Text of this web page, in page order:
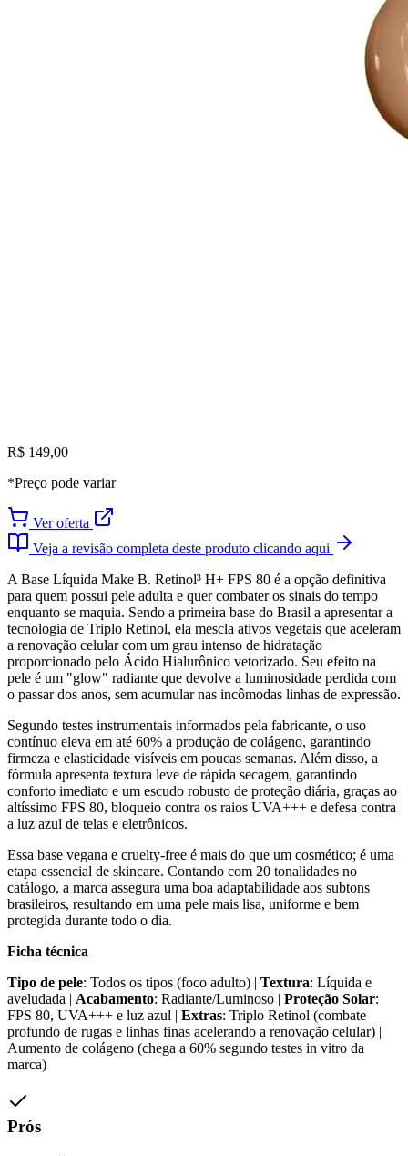
R$ 149,00
*Preço pode variar
Ver oferta
Veja a revisão completa deste produto clicando aqui
A Base Líquida Make B. Retinol³ H+ FPS 80 é a opção definitiva
para quem possui pele adulta e quer combater os sinais do tempo
enquanto se maquia. Sendo a primeira base do Brasil a apresentar a
tecnologia de Triplo Retinol, ela mescla ativos vegetais que aceleram
a renovação celular com um grau intenso de hidratação
proporcionado pelo Ácido Hialurônico vetorizado. Seu efeito na
pele é um "glow" radiante que devolve a luminosidade perdida com
o passar dos anos, sem acumular nas incômodas linhas de expressão.
Segundo testes instrumentais informados pela fabricante, o uso
contínuo eleva em até 60% a produção de colágeno, garantindo
firmeza e elasticidade visíveis em poucas semanas. Além disso, a
fórmula apresenta textura leve de rápida secagem, garantindo
conforto imediato e um escudo robusto de proteção diária, graças ao
altíssimo FPS 80, bloqueio contra os raios UVA+++ e defesa contra
a luz azul de telas e eletrônicos.
Essa base vegana e cruelty-free é mais do que um cosmético; é uma
etapa essencial de skincare. Contando com 20 tonalidades no
catálogo, a marca assegura uma boa adaptabilidade aos subtons
brasileiros, resultando em uma pele mais lisa, uniforme e bem
protegida durante todo o dia.
Ficha técnica
Tipo de pele: Todos os tipos (foco adulto) | Textura: Líquida e
aveludada | Acabamento: Radiante/Luminoso | Proteção Solar:
FPS 80, UVA+++ e luz azul | Extras: Triplo Retinol (combate
profundo de rugas e linhas finas acelerando a renovação celular) |
Aumento de colágeno (chega a 60% segundo testes in vitro da
marca)
Prós